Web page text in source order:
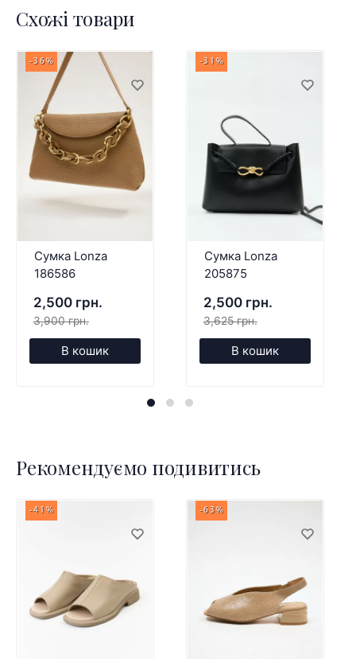
Схожі товари
-36%
Сумка Lonza
186586
2,500 грн.
3,900 грн.
В кошик
-31%
Сумка Lonza
205875
2,500 грн.
3,625 грн.
В кошик
Рекомендуємо подивитись
-41% -63%